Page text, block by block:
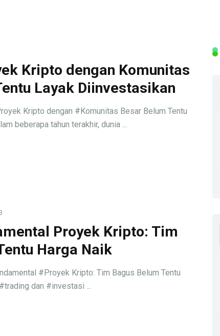
Kripto dengan Komunitas
Layak Diinvestasikan
Kripto dengan #Komunitas Besar Belum Tentu
beberapa tahun terakhir, dunia ...
Proyek Kripto: Tim
Harga Naik
#Proyek Kripto: Tim Bagus Belum Tentu
dan #investasi ...